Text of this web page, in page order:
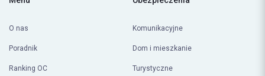
Menu
O nas
Poradnik
Ranking OC
Ubezpieczenia
Komunikacyjne
Dom i mieszkanie
Turystyczne